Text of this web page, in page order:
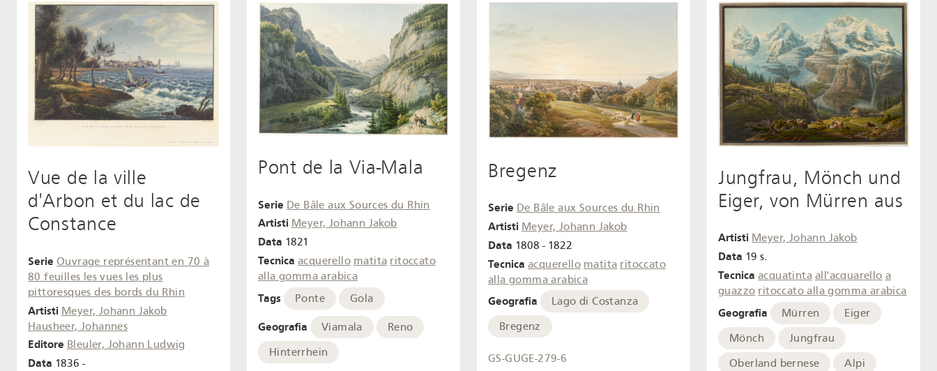
Vue de la ville
d'Arbon et du lac de
Constance
Serie Ouvrage représentant en 70 à
80 feuilles les vues les plus
pittoresques des bords du Rhin
Artisti Meyer, Johann Jakob
Hausheer, Johannes
Editore Bleuler, Johann Ludwig
Data 1836 -
Pont de la Via-Mala
Serie De Bâle aux Sources du Rhin
Artisti Meyer, Johann Jakob
Data 1821
Tecnica acquerello matita ritoccato
alla gomma arabica
Tags Ponte Gola
Geografia Viamala
Reno
Hinterrhein
Bregenz
Serie De Bâle aux Sources du Rhin
Artisti Meyer, Johann Jakob
Data 1808 - 1822
Tecnica acquerello matita ritoccato
alla gomma arabica
Geografia
Lago di Costanza
Bregenz
GS-GUGE-279-6
Jungfrau, Mönch und
Eiger, von Mürren aus
Artisti Meyer, Johann Jakob
Data 19 s.
Tecnica acquatinta all'acquarello a
guazzo ritoccato alla gomma arabica
Geografia Mürren
Eiger
Mönch
Jungfrau
Oberland bernese
Alpi